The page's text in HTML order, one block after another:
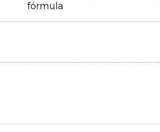
fórmula